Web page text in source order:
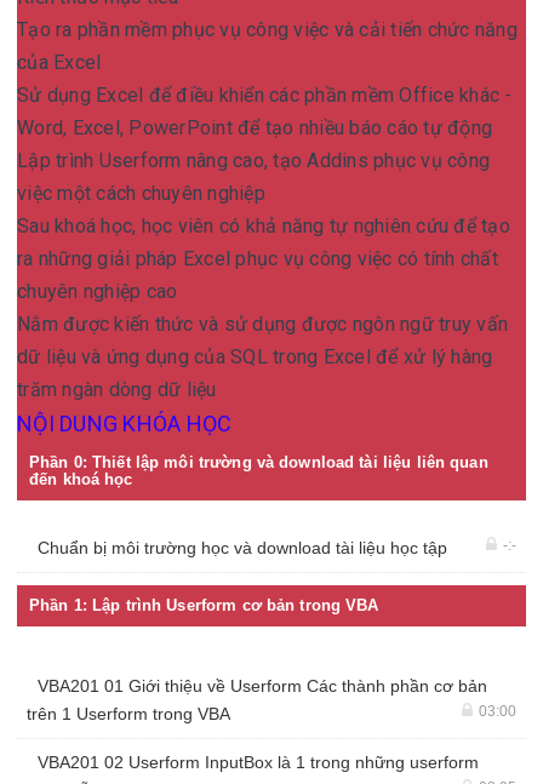
Tạo ra phần mềm phục vụ công việc và cải tiến chức năng
của Excel
Sử dụng Excel để điều khiển các phần mềm Office khác -
Word, Excel, PowerPoint để tạo nhiều báo cáo tự động
Lập trình Userform nâng cao, tạo Addins phục vụ công
việc một cách chuyên nghiệp
Sau khoá học, học viên có khả năng tự nghiên cứu để tạo
ra những giải pháp Excel phục vụ công việc có tính chất
chuyên nghiệp cao
Nắm được kiến thức và sử dụng được ngôn ngữ truy vấn
dữ liệu và ứng dụng của SQL trong Excel để xử lý hàng
trăm ngàn dòng dữ liệu
NỘI DUNG KHÓA HỌC
Phần 0: Thiết lập môi trường và download tài liệu liên quan
đến khoá học
Chuẩn bị môi trường học và download tài liệu học tập -:-
Phần 1: Lập trình Userform cơ bản trong VBA
VBA201 01 Giới thiệu về Userform Các thành phần cơ bản
trên 1 Userform trong VBA
03:00
VBA201 02 Userform InputBox là 1 trong những userform